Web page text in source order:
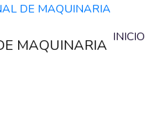
INICIO